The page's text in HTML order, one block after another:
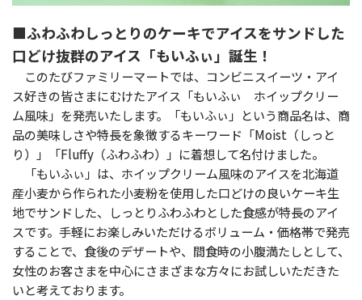
■ふわふわしっとりのケーキでアイスをサンドした
口どけ抜群のアイス「もいふぃ」誕生！
このたびファミリーマートでは、コンビニスイーツ・アイ
ス好きの皆さまにむけたアイス「もいふぃ ホイップクリー
ム風味」を発売いたします。「もいふぃ」という商品名は、商
品の美味しさや特長を象徴するキーワード「Moist（しっと
り）」「Fluffy（ふわふわ）」に着想して名付けました。
「もいふぃ」は、ホイップクリーム風味のアイスを北海道
産小麦から作られた小麦粉を使用した口どけの良いケーキ生
地でサンドした、しっとりふわふわとした食感が特長のアイ
スです。手軽にお楽しみいただけるボリューム・価格帯で発売
することで、食後のデザートや、間食時の小腹満たしとして、
女性のお客さまを中心にさまざまな方々にお試しいただきた
いと考えております。